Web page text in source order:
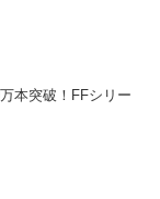
本突破！FFシリー